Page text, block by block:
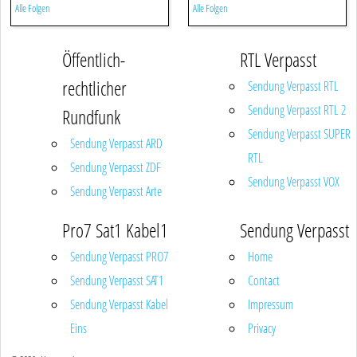
Alle Folgen Alle Folgen
Öffentlich-
rechtlicher
Rundfunk
Sendung Verpasst ARD
Sendung Verpasst ZDF
Sendung Verpasst Arte
RTL Verpasst
Sendung Verpasst RTL
Sendung Verpasst RTL 2
Sendung Verpasst SUPER
RTL
Sendung Verpasst VOX
Pro7 Sat1 Kabel1
Sendung Verpasst PRO7
Sendung Verpasst SAT1
Sendung Verpasst Kabel
Eins
Sendung Verpasst
Home
Contact
Impressum
Privacy